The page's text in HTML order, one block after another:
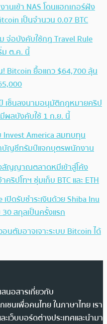
านเข้า NAS โดนแฮกเกอร์ฝัง
เป็นจำนวน 0.07 BTC
จ่อบังคับใช้กฏ Travel Rule
ม ต.ค. นี้
Bitcoin ยื้อแถว $64,700 ลุ้น
เซ็นลงนามอนุมัติกฎหมายคริป
ผลบังคับใช้ 1 ก.ย. นี้
Invest America สมทบทุน
บัญชีทรัมป์แจกบุตรพนักงาน
สัญญาณตลาดหมีเข้าสู่โค้ง
ริปโทฯ ซุ่มเก็บ BTC และ ETH
ปิดรับชำระเงินด้วย Shiba Inu
สกุลเป็นครั้งแรก
นตัมอาจเจาะระบบ Bitcoin ได้
นอสารเกี่ยวกับ
ชนเพื่อคนไทย ในภาษาไทย เรา
เว็บบอร์ดต่างประเทศและนำมา